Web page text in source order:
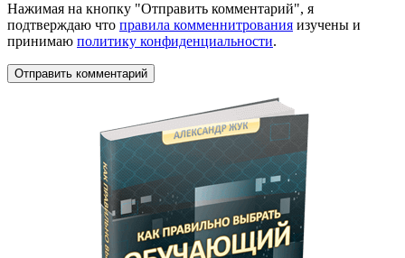
Нажимая на кнопку "Отправить комментарий", я
подтверждаю что правила комменнитрования изучены и
принимаю политику конфиденциальности.